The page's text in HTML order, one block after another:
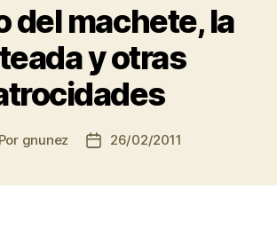
del machete, la
y otras
Por gnunez
Fecha26/02/2011